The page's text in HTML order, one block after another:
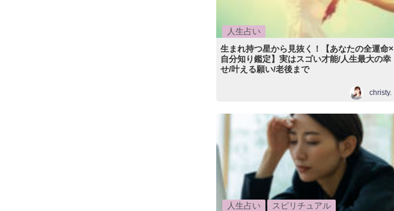
人生占い
生まれ持つ星から見抜く！【あなたの全運命×
自分知り鑑定】実はスゴい才能/人生最大の幸
せ/叶える願い/老後まで
christy.
人生占い
スピリチュアル